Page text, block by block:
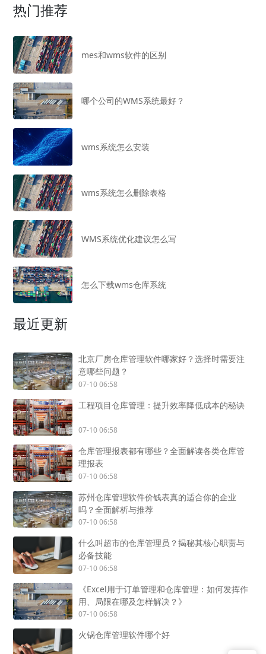
热门推荐
mes和wms软件的区别
哪个公司的WMS系统最好？
wms系统怎么安装
wms系统怎么删除表格
WMS系统优化建议怎么写
怎么下载wms仓库系统
最近更新
北京厂房仓库管理软件哪家好？选择时需要注
意哪些问题？
07-10 06:58
工程项目仓库管理：提升效率降低成本的秘诀
07-10 06:58
仓库管理报表都有哪些？全面解读各类仓库管
理报表
07-10 06:58
苏州仓库管理软件价钱表真的适合你的企业
吗？全面解析与推荐
07-10 06:58
什么叫超市的仓库管理员？揭秘其核心职责与
必备技能
07-10 06:58
《Excel用于订单管理和仓库管理：如何发挥作
用、局限在哪及怎样解决？》
07-10 06:58
火锅仓库管理软件哪个好